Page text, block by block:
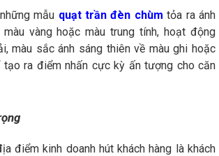
mẫu quạt trần đèn chùm tỏa ra ánh
vàng hoặc màu trung tính, hoạt động
màu sắc ánh sáng thiên về màu ghi hoặc
ra điểm nhấn cực kỳ ấn tượng cho căn
điểm kinh doanh hút khách hàng là khách